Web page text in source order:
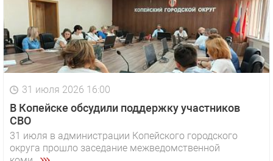
31 июля 2026 16:00
В Копейске обсудили поддержку участников
СВО
31 июля в администрации Копейского городского
округа прошло заседание межведомственной